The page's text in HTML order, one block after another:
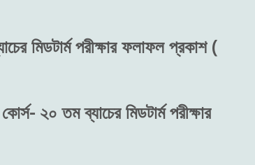
মিডটার্ম পরীক্ষার ফলাফল প্রকাশ (
২০ তম ব্যাচের মিডটার্ম পরীক্ষার